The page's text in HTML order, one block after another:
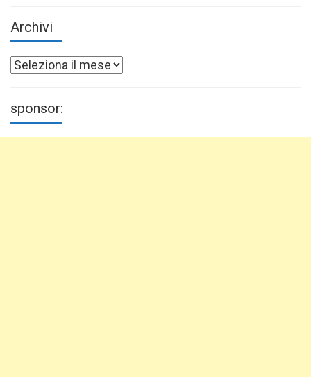
Archivi
Archivi
sponsor: